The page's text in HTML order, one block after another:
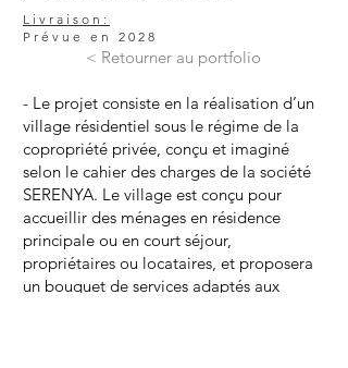
Livraison:
Prévue en 2028
< Retourner au portfolio
- Le projet consiste en la réalisation d’un
village résidentiel sous le régime de la
copropriété privée, conçu et imaginé
selon le cahier des charges de la société
SERENYA. Le village est conçu pour
accueillir des ménages en résidence
principale ou en court séjour,
propriétaires ou locataires, et proposera
un bouquet de services adaptés aux